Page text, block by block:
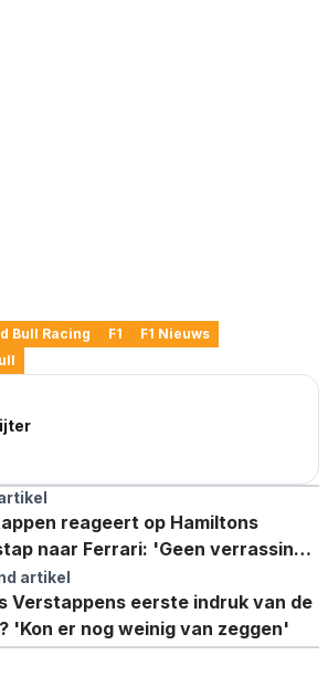
Bull Racing F1
F1 Nieuws
reageert op Hamiltons
naar Ferrari: 'Geen verrassing
aan het praten waren'
artikel
Verstappens eerste indruk van de
'Kon er nog weinig van zeggen'